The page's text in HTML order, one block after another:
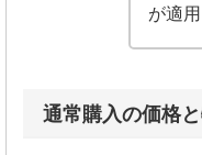
が適用
通常購入の価格